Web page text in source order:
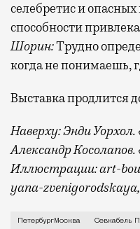
селебретис и
способности
Шорин:Трудно
когда не понимаешь,
Выставка продлится
Наверху: Энди
Александр
Иллюстрации: art-
yana-
В пространстве
ПетербургМосква Севкабель